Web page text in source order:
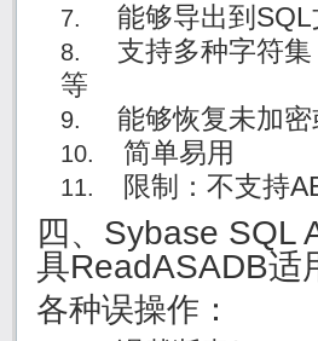
能够导出到SQL
支持多种字符集
等
能够恢复未加密
简单易用
限制：不支持
四、Sybase SQL
具ReadASADB适
各种误操作：